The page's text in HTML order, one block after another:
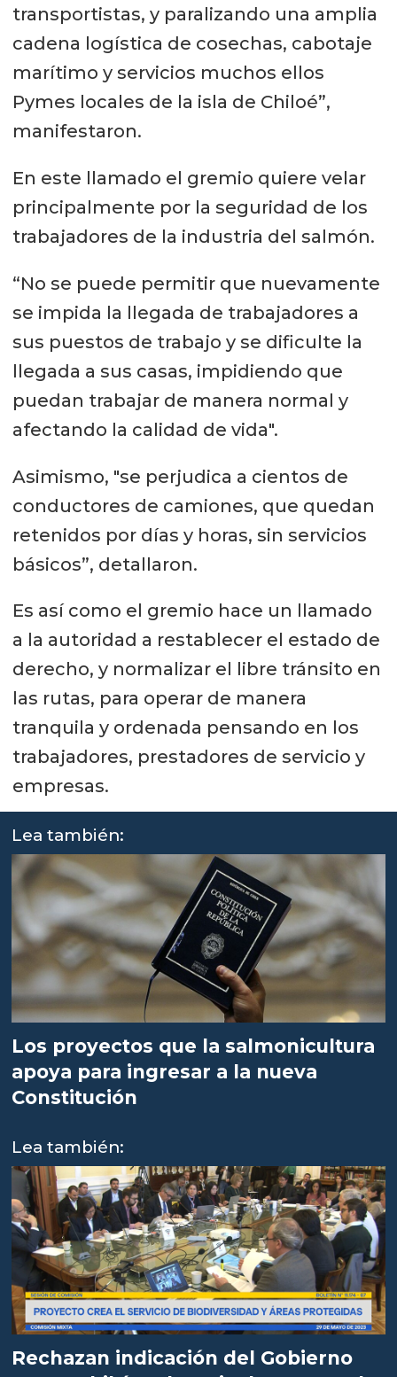
transportistas, y paralizando una amplia
cadena logística de cosechas, cabotaje
marítimo y servicios muchos ellos
Pymes locales de la isla de Chiloé”,
manifestaron.
En este llamado el gremio quiere velar
principalmente por la seguridad de los
trabajadores de la industria del salmón.
“No se puede permitir que nuevamente
se impida la llegada de trabajadores a
sus puestos de trabajo y se dificulte la
llegada a sus casas, impidiendo que
puedan trabajar de manera normal y
afectando la calidad de vida".
Asimismo, "se perjudica a cientos de
conductores de camiones, que quedan
retenidos por días y horas, sin servicios
básicos”, detallaron.
Es así como el gremio hace un llamado
a la autoridad a restablecer el estado de
derecho, y normalizar el libre tránsito en
las rutas, para operar de manera
tranquila y ordenada pensando en los
trabajadores, prestadores de servicio y
empresas.
Lea también:
Los proyectos que la salmonicultura
apoya para ingresar a la nueva
Constitución
Lea también:
Rechazan indicación del Gobierno